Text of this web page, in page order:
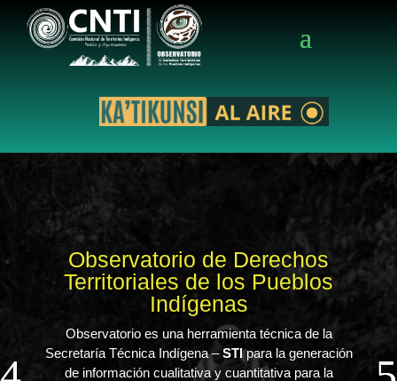
Observatorio de Derechos
Territoriales de los Pueblos
Indígenas
Observatorio es una herramienta técnica de la
Secretaría Técnica Indígena –STIpara la generación
de información cualitativa y cuantitativa para la